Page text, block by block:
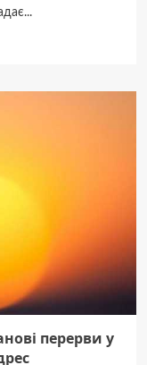
перерви у